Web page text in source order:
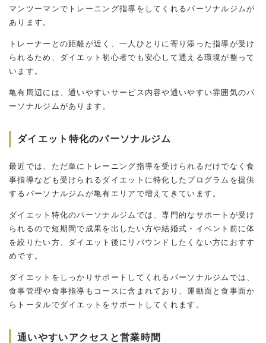
マンツーマンでトレーニング指導をしてくれるパーソナルジムが
あります。
トレーナーとの距離が近く、一人ひとりに寄り添った指導が受け
られるため、ダイエット初心者でも安心して通える環境が整って
います。
亀有周辺には、通いやすいサービス内容や通いやすい雰囲気のパ
ーソナルジムがあります。
ダイエット特化のパーソナルジム
最近では、ただ単にトレーニング指導を受けられるだけでなく食
事指導なども受けられるダイエットに特化したプログラムを提供
するパーソナルジムが亀有エリアで増えてきています。
ダイエット特化のパーソナルジムでは、専門的なサポートが受け
られるので短期間で成果を出したい方や結婚式・イベント前に体
を絞りたい方、ダイエット後にリバウンドしたくない方におすす
めです。
ダイエットをしっかりサポートしてくれるパーソナルジムでは、
食事管理や食事指導もコースに含まれており、運動面と食事面か
らトータルでダイエットをサポートしてくれます。
通いやすいアクセスと営業時間